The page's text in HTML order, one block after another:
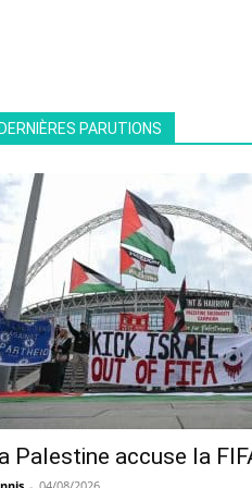
PARUTIONS
Palestine accuse la